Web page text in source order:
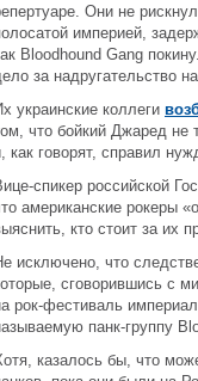
Они не
империей,
Bloodhound Gang
за надругательство
украинские коллеги
что бойкий Джаред не
как говорят, справил
спикер российской
американские рокеры
кто стоит за их
исключено, что
сговорившись с
рок-фестиваль
панк-группу
казалось бы, что